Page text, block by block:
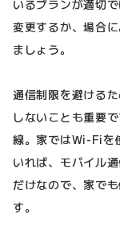
いるプランが適切
変更するか、場合
ましょう。
通信制限を避ける
しないことも重要
線。家ではWi-Fiを
いれば、モバイル
だけなので、家で
す。